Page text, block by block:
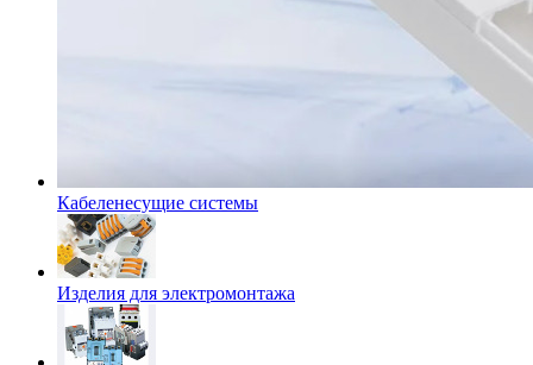
Кабеленесущие системы
Изделия для электромонтажа